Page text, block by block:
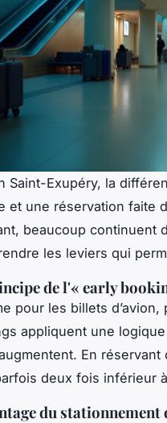
Saint-Exupéry, la
et une réservation faite
beaucoup continuent
les leviers qui
de l'« early
pour les billets
appliquent une
En
deux fois inférieur
du stationnement